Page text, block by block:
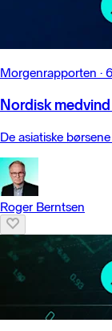
Morgenrapporten ·
Nordisk
De asiatiske
Roger Berntsen